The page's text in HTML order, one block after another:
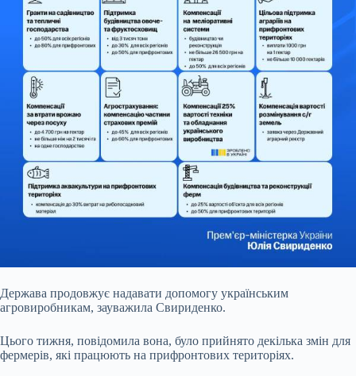
Держава продовжує надавати допомогу українським
агровиробникам, зауважила Свириденко.
Цього тижня, повідомила вона, було прийнято декілька змін для
фермерів, які працюють на прифронтових територіях.